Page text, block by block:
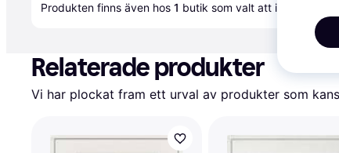
Produkten finns även hos 1 butik som valt att inte
Relaterade produkter
Vi har plockat fram ett urval av produkter som